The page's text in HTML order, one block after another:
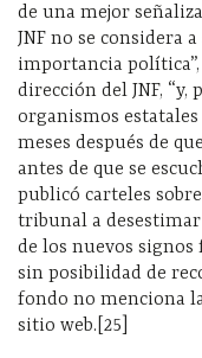
de una mejor
JNF no se considera
importancia política”,
dirección del JNF, “y,
organismos estatales
meses después de
antes de que se
publicó carteles
tribunal a desestimar
de los nuevos
sin posibilidad de
fondo no menciona
sitio web.[25]